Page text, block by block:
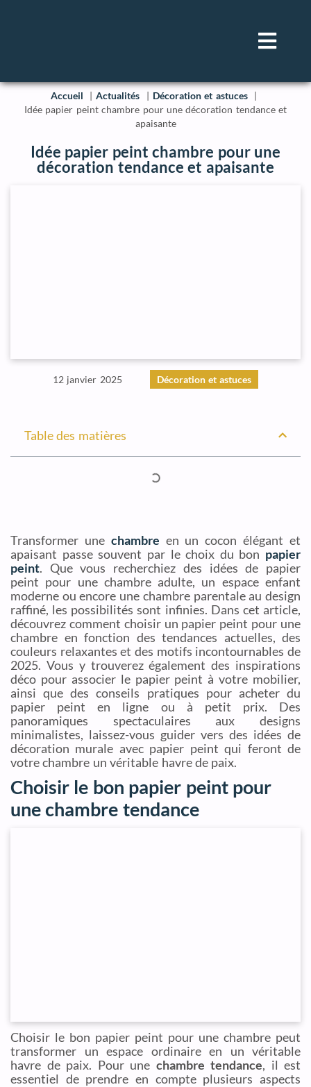
Accueil Actualités
Décoration et astuces
Idée papier peint chambre pour une décoration tendance et
apaisante
Idée papier peint chambre pour une
décoration tendance et apaisante
12 janvier 2025 Décoration et astuces
Table des matières
Transformer une chambre en un cocon élégant et
apaisant passe souvent par le choix du bon papier
peint. Que vous recherchiez des idées de papier
peint pour une chambre adulte, un espace enfant
moderne ou encore une chambre parentale au design
raffiné, les possibilités sont infinies. Dans cet article,
découvrez comment choisir un papier peint pour une
chambre en fonction des tendances actuelles, des
couleurs relaxantes et des motifs incontournables de
2025. Vous y trouverez également des inspirations
déco pour associer le papier peint à votre mobilier,
ainsi que des conseils pratiques pour acheter du
papier peint en ligne ou à petit prix. Des
panoramiques spectaculaires aux designs
minimalistes, laissez-vous guider vers des idées de
décoration murale avec papier peint qui feront de
votre chambre un véritable havre de paix.
Choisir le bon papier peint pour
une chambre tendance
Choisir le bon papier peint pour une chambre peut
transformer un espace ordinaire en un véritable
havre de paix. Pour une chambre tendance, il est
essentiel de prendre en compte plusieurs aspects